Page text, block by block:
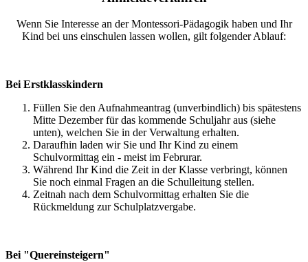
Wenn Sie Interesse an der Montessori-Pädagogik haben und Ihr
Kind bei uns einschulen lassen wollen, gilt folgender Ablauf:
Bei Erstklasskindern
Füllen Sie den Aufnahmeantrag (unverbindlich) bis spätestens
Mitte Dezember für das kommende Schuljahr aus (siehe
unten), welchen Sie in der Verwaltung erhalten.
Daraufhin laden wir Sie und Ihr Kind zu einem
Schulvormittag ein - meist im Februrar.
Während Ihr Kind die Zeit in der Klasse verbringt, können
Sie noch einmal Fragen an die Schulleitung stellen.
Zeitnah nach dem Schulvormittag erhalten Sie die
Rückmeldung zur Schulplatzvergabe.
Bei "Quereinsteigern"